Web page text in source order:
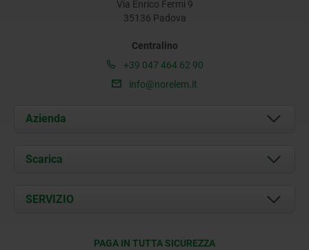
Via Enrico Fermi 9
35136 Padova
Centralino
+39 047 464 62 90
info@norelem.it
Azienda
Chi siamo
Contatti
Scarica
Documents
SERVIZIO
PAGA IN TUTTA SICUREZZA